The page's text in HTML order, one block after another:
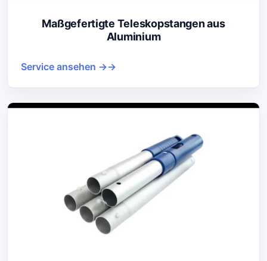
Maßgefertigte Teleskopstangen aus
Aluminium
Service ansehen →